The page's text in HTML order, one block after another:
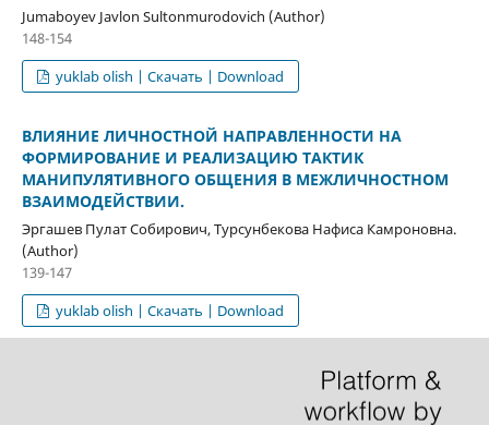
Jumaboyev Javlon Sultonmurodovich (Author)
148-154
yuklab olish | Скачать | Download
ВЛИЯНИЕ ЛИЧНОСТНОЙ НАПРАВЛЕННОСТИ НА
ФОРМИРОВАНИЕ И РЕАЛИЗАЦИЮ ТАКТИК
МАНИПУЛЯТИВНОГО ОБЩЕНИЯ В МЕЖЛИЧНОСТНОМ
ВЗАИМОДЕЙСТВИИ.
Эргашев Пулат Собирович, Турсунбекова Нафиса Камроновна.
(Author)
139-147
yuklab olish | Скачать | Download